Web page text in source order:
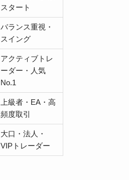
スタート
バランス重視・
スイング
アクティブトレ
ーダー・人気
No.1
上級者・EA・高
頻度取引
大口・法人・
VIPトレーダー